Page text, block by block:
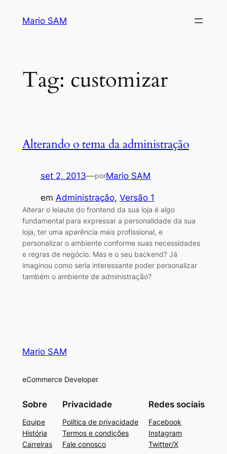
Mario SAM
Tag: customizar
Alterando o tema da administração
set 2, 2013—porMario SAM
em Administração, Versão 1
Alterar o leiaute do frontend da sua loja é algo
fundamental para expressar a personalidade da sua
loja, ter uma aparência mais profissional, e
personalizar o ambiente conforme suas necessidades
e regras de negócio. Mas e o seu backend? Já
imaginou como seria interessante poder personalizar
também o ambiente de administração?
Mario SAM
eCommerce Developer
Sobre
Equipe
História
Carreiras
Privacidade
Política de privacidade
Termos e condições
Fale conosco
Redes sociais
Facebook
Instagram
Twitter/X